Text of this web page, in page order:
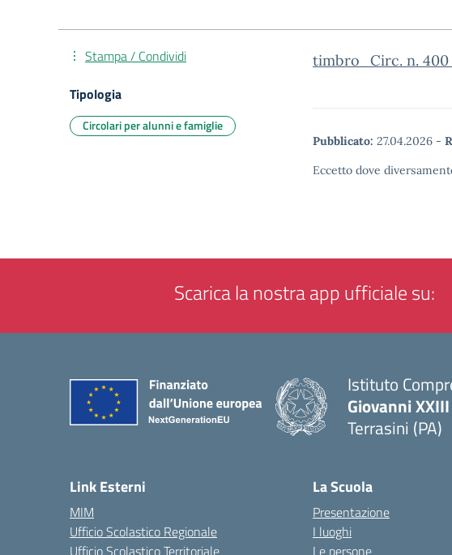
timbro_Circ. n. 400
Pubblicato: 27.04.2026 -
Eccetto dove
Stampa / Condividi
Tipologia
Circolari per alunni e famiglie
Scarica la nostra app ufficiale su:
Istituto
Giovanni XXIII
Terrasini (PA)
Link Esterni
MIM
Ufficio Scolastico Regionale
Ufficio Scolastico Territoriale
La Scuola
Presentazione
I luoghi
Le persone